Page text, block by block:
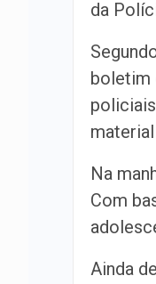
da
boletim
Na
Com
Ainda